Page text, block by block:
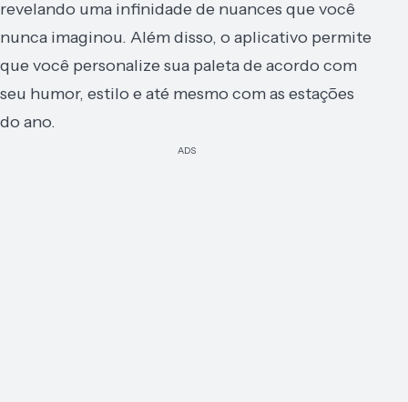
revelando uma infinidade de nuances que você
nunca imaginou. Além disso, o aplicativo permite
que você personalize sua paleta de acordo com
seu humor, estilo e até mesmo com as estações
do ano.
ADS